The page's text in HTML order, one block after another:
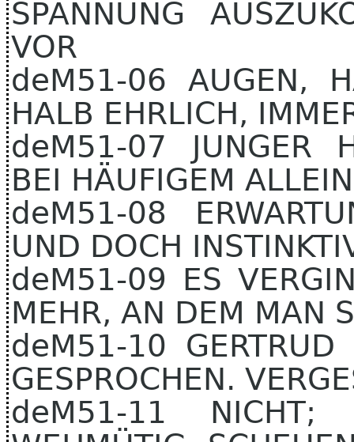
SPANNUNG
VOR
deM51-06 AUGEN,
HALB EHRLICH,
deM51-07 JUNGER
BEI HÄUFIGEM
deM51-08
UND DOCH
deM51-09 ES
MEHR, AN DEM MAN
deM51-10 GERTRUD
GESPROCHEN.
deM51-11 NICHT;